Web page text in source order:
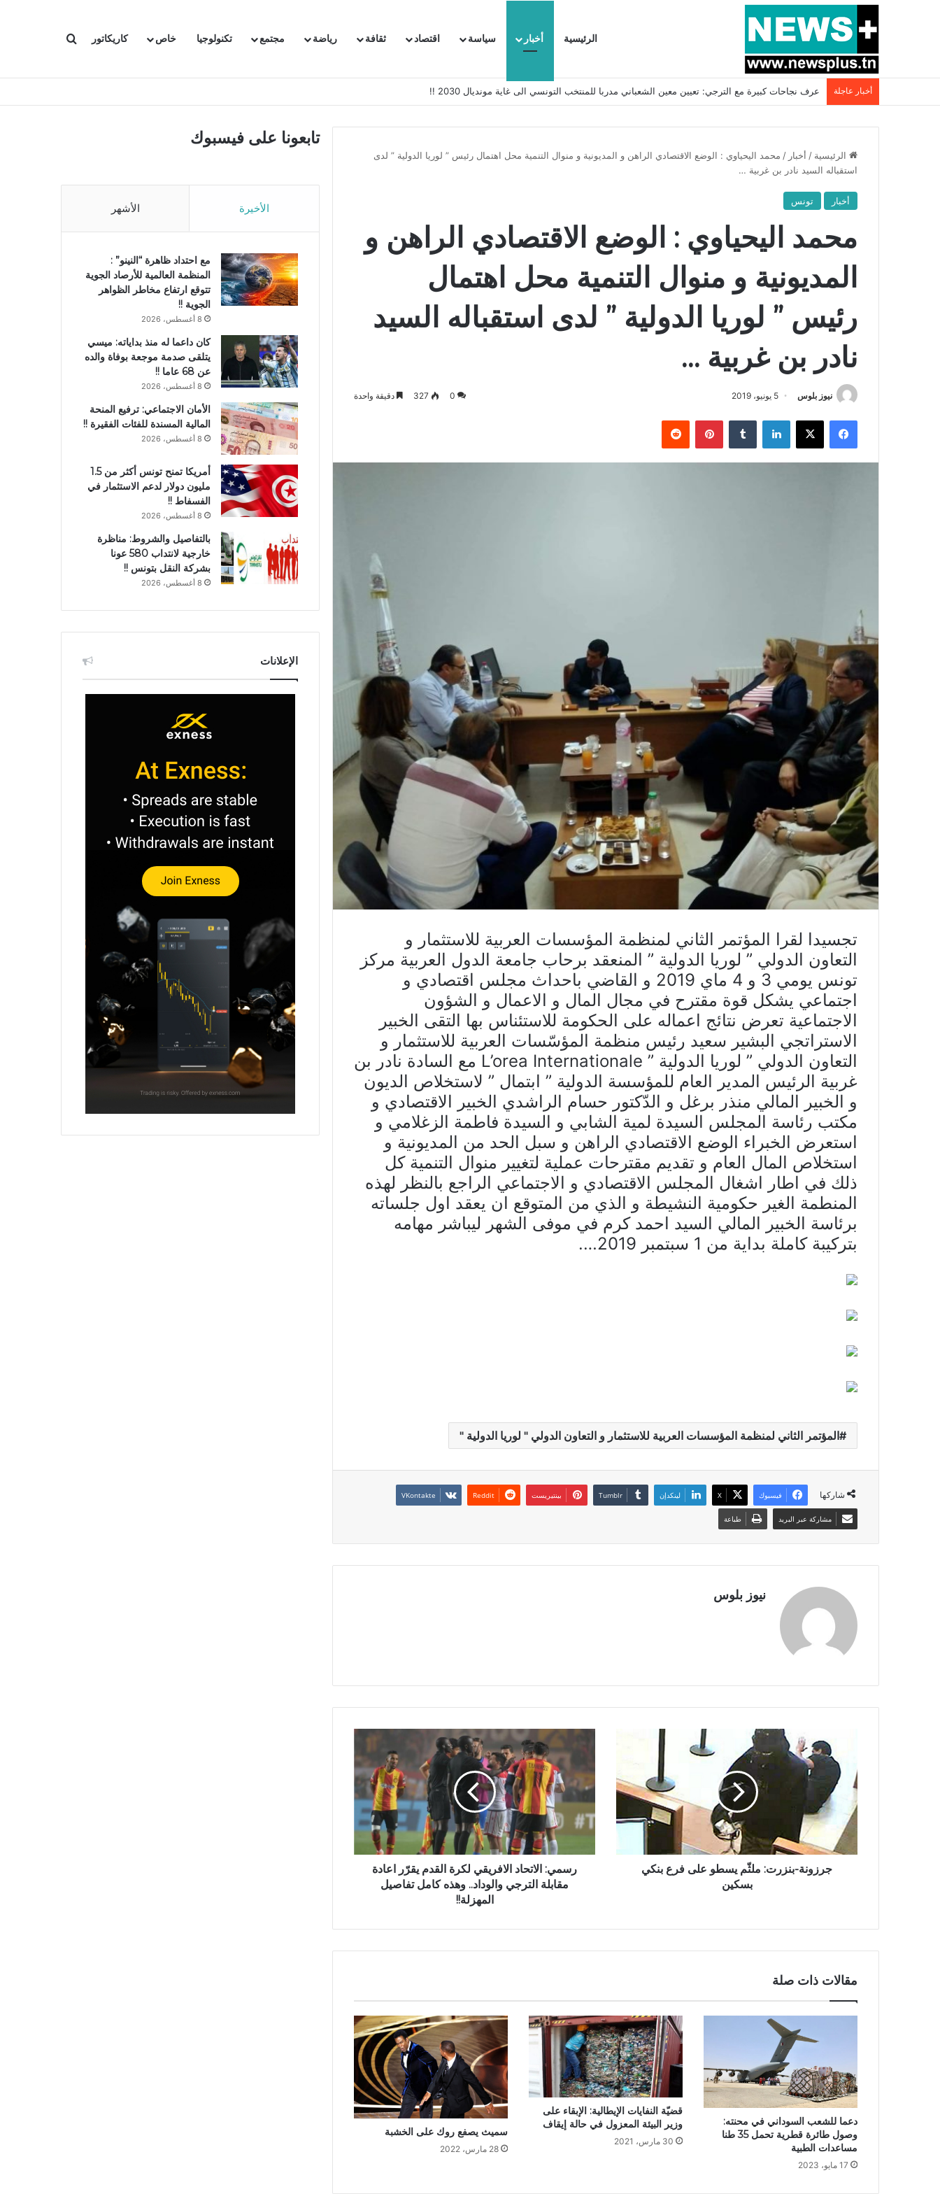
الرئيسية أخبار سياسة اقتصاد ثقافة رياضة مجتمع تكنولوجيا خاص كاريكاتور بحث عن
أخبار عاجلة بسبب المرزوقي وبتكليف من سعيّد: الخارجية تستدعي السفيرة الفرنسية بتونس وتبلغها احتجاجا شديد اللهجة !!
الرئيسية / أخبار / محمد اليحياوي : الوضع الاقتصادي الراهن و المديونية و منوال التنمية محل اهتمال رئيس ” لوريا الدولية ” لدى
استقباله السيد نادر بن غربية …
أخبار تونس
محمد اليحياوي : الوضع الاقتصادي الراهن و
المديونية و منوال التنمية محل اهتمال
رئيس ” لوريا الدولية ” لدى استقباله السيد
نادر بن غربية …
نيوز بلوس 5 يونيو، 2019 0
327 دقيقة واحدة
فيسبوك X لينكدإن بينتيريست
تجسيدا لقرا المؤتمر الثاني لمنظمة المؤسسات العربية للاستثمار و
التعاون الدولي ” لوريا الدولية ” المنعقد برحاب جامعة الدول العربية مركز
تونس يومي 3 و 4 ماي 2019 و القاضي باحداث مجلس اقتصادي و
اجتماعي يشكل قوة مقترح في مجال المال و الاعمال و الشؤون
الاجتماعية تعرض نتائج اعماله على الحكومة للاستئناس بها التقى الخبير
الاستراتجي البشير سعيد رئيس منظمة المؤسّسات العربية للاستثمار و
التعاون الدولي ” لوريا الدولية ” L’orea Internationale مع السادة نادر بن
غربية الرئيس المدير العام للمؤسسة الدولية ” ابتمال ” لاستخلاص الديون
و الخبير المالي منذر برغل و الدّكتور حسام الراشدي الخبير الاقتصادي و
مكتب رئاسة المجلس السيدة لمية الشابي و السيدة فاطمة الزغلامي و
استعرض الخبراء الوضع الاقتصادي الراهن و سبل الحد من المديونية و
استخلاص المال العام و تقديم مقترحات عملية لتغيير منوال التنمية كل
ذلك في اطار اشغال المجلس الاقتصادي و الاجتماعي الراجع بالنظر لهذه
المنطمة الغير حكومية النشيطة و الذي من المتوقع ان يعقد اول جلساته
برئاسة الخبير المالي السيد احمد كرم في موفى الشهر ليباشر مهامه
بتركيبة كاملة بداية من 1 سبتمبر 2019….
المؤتمر الثاني لمنظمة المؤسسات العربية للاستثمار و التعاون الدولي " لوريا الدولية "
شاركها فيسبوك X لينكدإن بينتيريست
مشاركة عبر البريد طباعة
نيوز بلوس
جرزونة-بنزرت: ملثّم يسطو على فرع بنكي
بسكين
رسمي: الاتحاد الافريقي لكرة القدم يقرّر اعادة
مقابلة الترجي والوداد.. وهذه كامل تفاصيل
المهزلة!!
مقالات ذات صلة
دعما للشعب السوداني في محنته:
وصول طائرة قطرية تحمل 35 طنا
مساعدات الطبية
17 مايو، 2023
قضيّة النفايات الإيطالية: الإبقاء على
وزير البيئة المعزول في حالة إيقاف
30 مارس، 2021
سميث يصفع روك على الخشبة
28 مارس، 2022
تابعونا على فيسبوك
الأخيرة الأشهر
مع احتداد ظاهرة “النينو” :
المنظمة العالمية للأرصاد الجوية
تتوقع ارتفاع مخاطر الظواهر
الجوية !!
8 أغسطس، 2026
كان داعما له منذ بداياته: ميسي
يتلقى صدمة موجعة بوفاة والده
عن 68 عاما !!
8 أغسطس، 2026
الأمان الاجتماعي: ترفيع المنحة
المالية المسندة للفئات الفقيرة !!
8 أغسطس، 2026
أمريكا تمنح تونس أكثر من 1.5
مليون دولار لدعم الاستثمار في
الفسفاط !!
8 أغسطس، 2026
بالتفاصيل والشروط: مناظرة
خارجية لانتداب 580 عونا
بشركة النقل بتونس !!
8 أغسطس، 2026
الإعلانات